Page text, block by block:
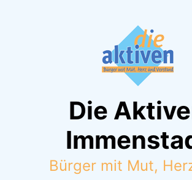
Die
Bürger mit Mut,